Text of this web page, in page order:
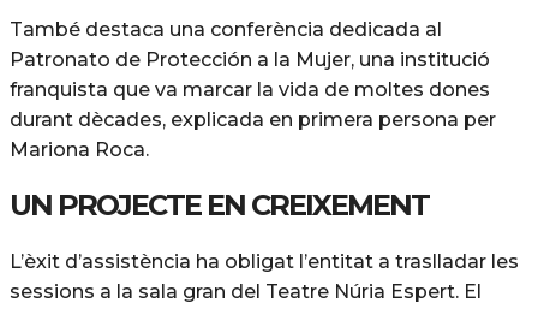
També destaca una conferència dedicada al
Patronato de Protección a la Mujer, una institució
franquista que va marcar la vida de moltes dones
durant dècades, explicada en primera persona per
Mariona Roca.
UN PROJECTE EN CREIXEMENT
L’èxit d’assistència ha obligat l’entitat a traslladar les
sessions a la sala gran del Teatre Núria Espert. El